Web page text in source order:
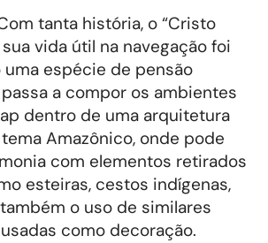
tanta história, o “Cristo
sua vida útil na navegação foi
espécie de pensão
a compor os ambientes
dentro de uma arquitetura
Amazônico, onde pode
com elementos retirados
esteiras, cestos indígenas,
o uso de similares
como decoração.